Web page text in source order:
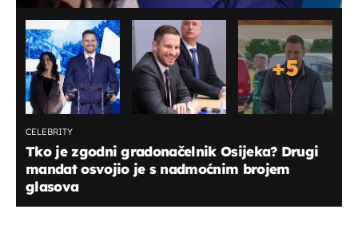
+5
CELEBRITY
Tko je zgodni gradonačelnik Osijeka? Drugi
mandat osvojio je s nadmoćnim brojem
glasova